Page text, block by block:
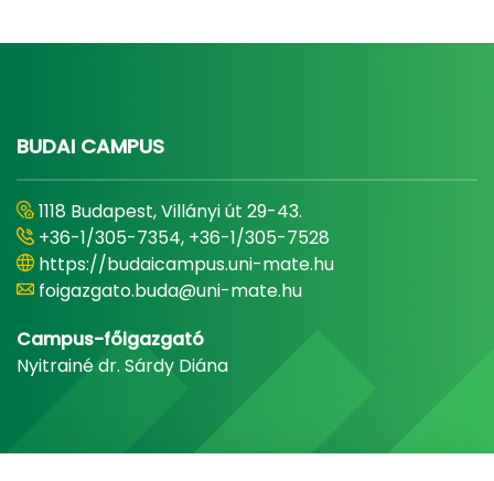
BUDAI CAMPUS
1118 Budapest, Villányi út 29-43.
+36-1/305-7354, +36-1/305-7528
https://budaicampus.uni-mate.hu
foigazgato.buda@uni-mate.hu
Campus-főigazgató
Nyitrainé dr. Sárdy Diána